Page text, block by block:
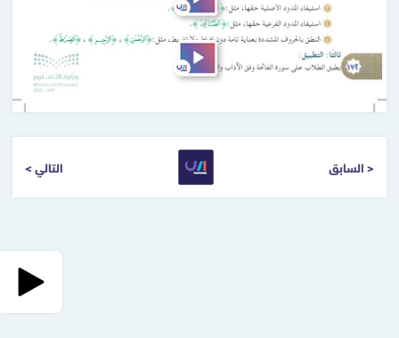
< السابق التالي >